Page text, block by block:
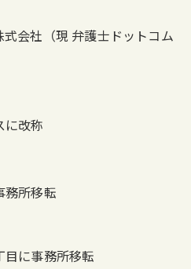
会社（現 弁護士ドットコム
に改称
務所移転
目に事務所移転